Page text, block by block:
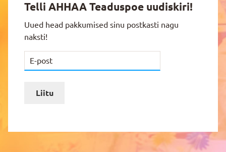
Telli AHHAA Teaduspoe uudiskiri!
Uued head pakkumised sinu postkasti nagu
naksti!
Liitu